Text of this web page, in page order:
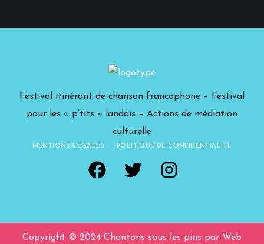
Festival itinérant de chanson francophone – Festival
pour les « p’tits » landais – Actions de médiation
culturelle
MENTIONS LÉGALES POLITIQUE DE CONFIDENTIALITÉ
Copyright © 2024 Chantons sous les pins par Web